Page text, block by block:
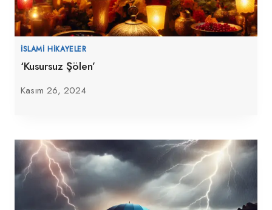
İSLAMI HIKAYELER
‘Kusursuz Şölen’
Kasım 26, 2024